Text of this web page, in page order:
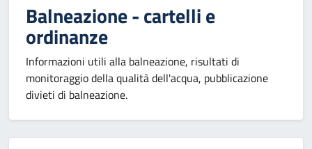
Balneazione - cartelli e
ordinanze
Informazioni utili alla balneazione, risultati di
monitoraggio della qualità dell'acqua, pubblicazione
divieti di balneazione.